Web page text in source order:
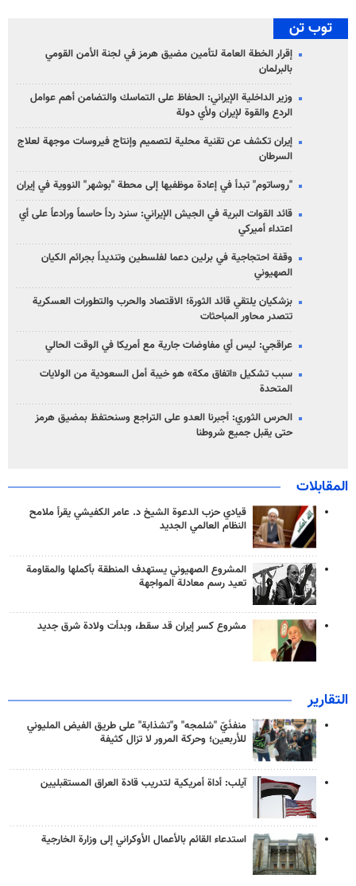
توب تن
إقرار الخطة العامة لتأمين مضيق هرمز في لجنة الأمن القومي
بالبرلمان
وزير الداخلية الإيراني: الحفاظ على التماسك والتضامن أهم عوامل
الردع والقوة لإيران ولأي دولة
إيران تكشف عن تقنية محلية لتصميم وإنتاج فيروسات موجهة لعلاج
السرطان
"روساتوم" تبدأ في إعادة موظفيها إلى محطة "بوشهر" النووية في إيران
قائد القوات البرية في الجيش الإيراني: سنرد رداً حاسماً ورادعاً على أي
اعتداء أميركي
وقفة احتجاجية في برلين دعما لفلسطين وتنديداً بجرائم الكيان
الصهیوني
بزشكيان يلتقي قائد الثورة؛ الاقتصاد والحرب والتطورات العسكرية
تتصدر محاور المباحثات
عراقجي: ليس أي مفاوضات جارية مع أمريكا في الوقت الحالي
سبب تشكيل «اتفاق مكة» هو خيبة أمل السعودية من الولايات
المتحدة
الحرس الثوري: أجبرنا العدو على التراجع وسنحتفظ بمضيق هرمز
حتى يقبل جميع شروطنا
المقابلات
قيادي حزب الدعوة الشيخ د. عامر الكفيشي يقرأ ملامح
النظام العالمي الجديد
المشروع الصهيوني يستهدف المنطقة بأكملها والمقاومة
تعيد رسم معادلة المواجهة
مشروع كسر إيران قد سقط، وبدأت ولادة شرق جديد
التقارير
منفذَيّ "شلمجه" و"تشذابة" على طريق الفيض المليوني
للأربعين؛ وحركة المرور لا تزال كثيفة
آيلب: أداة أمريكية لتدريب قادة العراق المستقبليين
استدعاء القائم بالأعمال الأوكراني إلى وزارة الخارجية